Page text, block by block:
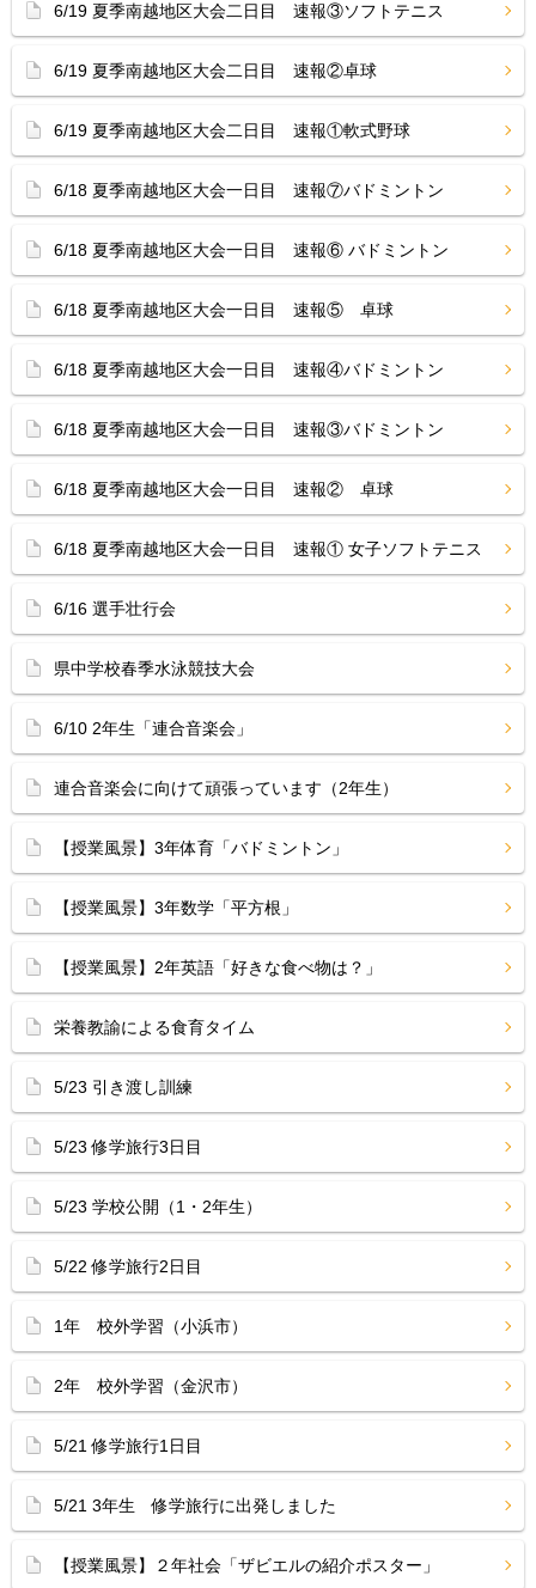
6/19 夏季南越地区大会二日目 速報③ソフトテニス
6/19 夏季南越地区大会二日目 速報②卓球
6/19 夏季南越地区大会二日目 速報①軟式野球
6/18 夏季南越地区大会一日目 速報⑦バドミントン
6/18 夏季南越地区大会一日目 速報⑥ バドミントン
6/18 夏季南越地区大会一日目 速報⑤ 卓球
6/18 夏季南越地区大会一日目 速報④バドミントン
6/18 夏季南越地区大会一日目 速報③バドミントン
6/18 夏季南越地区大会一日目 速報② 卓球
6/18 夏季南越地区大会一日目 速報① 女子ソフトテニス
6/16 選手壮行会
県中学校春季水泳競技大会
6/10 2年生「連合音楽会」
連合音楽会に向けて頑張っています（2年生）
【授業風景】3年体育「バドミントン」
【授業風景】3年数学「平方根」
【授業風景】2年英語「好きな食べ物は？」
栄養教諭による食育タイム
5/23 引き渡し訓練
5/23 修学旅行3日目
5/23 学校公開（1・2年生）
5/22 修学旅行2日目
1年 校外学習（小浜市）
2年 校外学習（金沢市）
5/21 修学旅行1日目
5/21 3年生 修学旅行に出発しました
【授業風景】２年社会「ザビエルの紹介ポスター」